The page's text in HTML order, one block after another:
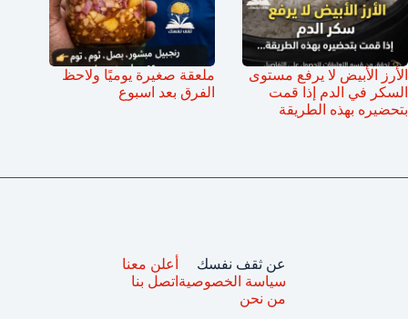
الأرز الأبيض لا يرفع مستوى
السكر في الدم إذا قمت
بتحضيره بهذه الطريقة
ملعقة صغيرة يوميًا ولاحظ
الفرق بعد اسبوع
عن ثقف نفسك
سياسة الخصوصية
من نحن
أعلن معنا
اتصل بنا